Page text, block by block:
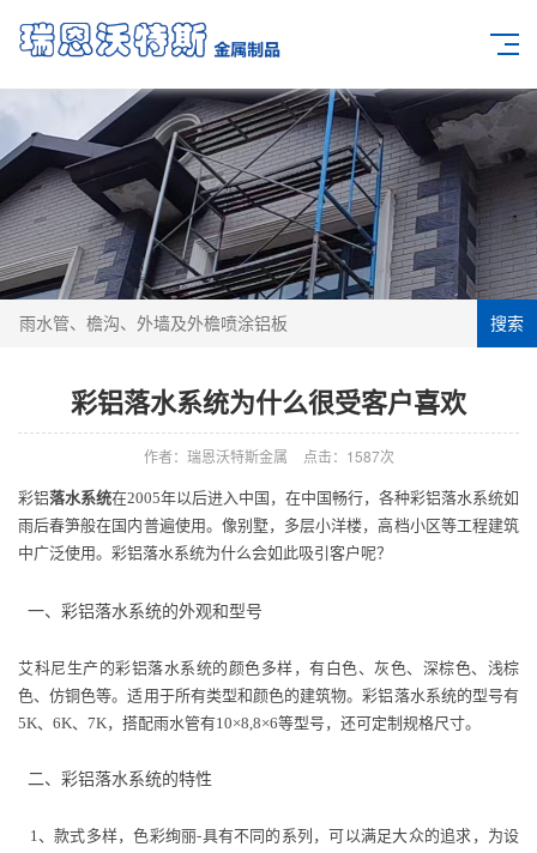
搜索
彩铝落水系统为什么很受客户喜欢
作者：瑞恩沃特斯金属 点击： 1587次
彩铝落水系统在2005年以后进入中国，在中国畅行，各种彩铝落水系统如
雨后春笋般在国内普遍使用。像别墅，多层小洋楼，高档小区等工程建筑
中广泛使用。彩铝落水系统为什么会如此吸引客户呢？
一、彩铝落水系统的外观和型号
艾科尼生产的彩铝落水系统的颜色多样，有白色、灰色、深棕色、浅棕
色、仿铜色等。适用于所有类型和颜色的建筑物。彩铝落水系统的型号有
5K、6K、7K，搭配雨水管有10×8,8×6等型号，还可定制规格尺寸。
二、彩铝落水系统的特性
1、款式多样，色彩绚丽-具有不同的系列，可以满足大众的追求，为设